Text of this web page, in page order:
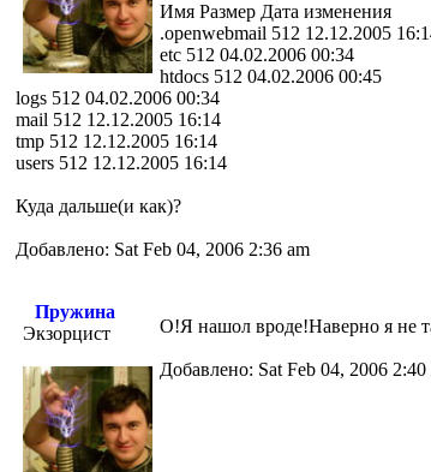
Имя Размер Дата изменения
.openwebmail 512 12.12.2005
etc 512 04.02.2006 00:34
htdocs 512 04.02.2006 00:45
logs 512 04.02.2006 00:34
mail 512 12.12.2005 16:14
tmp 512 12.12.2005 16:14
users 512 12.12.2005 16:14
Куда дальше(и как)?
Добавлено: Sat Feb 04, 2006 2:36 am
Пружина
Экзорцист
О!Я нашол вроде!Наверно я не
Добавлено: Sat Feb 04, 2006 2:40